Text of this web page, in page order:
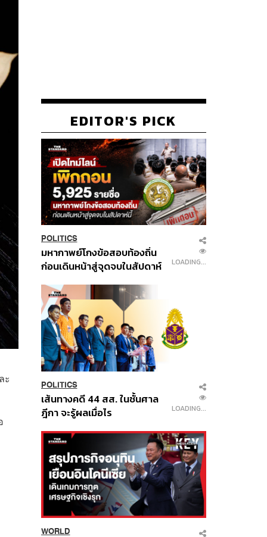
ะ
EDITOR'S PICK
POLITICS
มหากาพย์โกงข้อสอบท้องถิ่น
ก่อนเดินหน้าสู่จุดจบในสัปดาห์
LOADING...
POLITICS
เส้นทางคดี 44 สส. ในชั้นศาล
ฎีกา จะรู้ผลเมื่อไร
LOADING...
WORLD